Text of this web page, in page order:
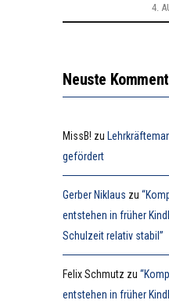
4.
Neuste
MissB! zu
gefördert
Gerber Niklaus zu
entstehen in früher
Schulzeit relativ stabil”
Felix Schmutz zu
entstehen in früher